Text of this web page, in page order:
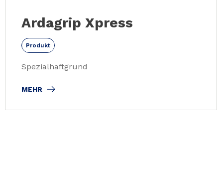
Ardagrip Xpress
Produkt
Spezialhaftgrund
MEHR